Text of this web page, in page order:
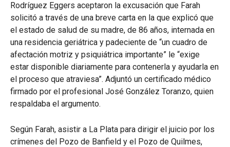
Rodríguez Eggers aceptaron la excusación que Farah
solicitó a través de una breve carta en la que explicó que
el estado de salud de su madre, de 86 años, internada en
una residencia geriátrica y padeciente de “un cuadro de
afectación motriz y psiquiátrica importante” le “exige
estar disponible diariamente para contenerla y ayudarla en
el proceso que atraviesa”. Adjuntó un certificado médico
firmado por el profesional José González Toranzo, quien
respaldaba el argumento.
Según Farah, asistir a La Plata para dirigir el juicio por los
crímenes del Pozo de Banfield y el Pozo de Quilmes,